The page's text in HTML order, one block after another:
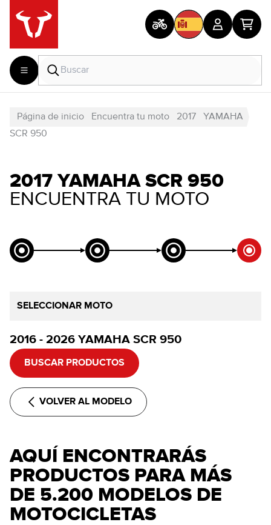
Página de inicio Encuentra tu moto 2017
YAMAHA
SCR 950
2017 YAMAHA SCR 950
ENCUENTRA TU MOTO
SELECCIONAR MOTO
2016 - 2026 YAMAHA SCR 950
BUSCAR PRODUCTOS
VOLVER AL MODELO
AQUÍ ENCONTRARÁS
PRODUCTOS PARA MÁS
DE 5.200 MODELOS DE
MOTOCICLETAS